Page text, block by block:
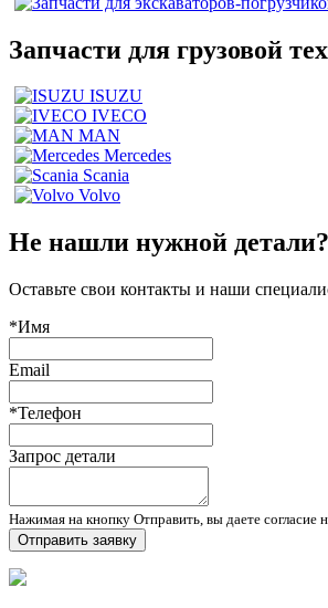
Запчасти для грузовой
ISUZU
IVECO
MAN
Mercedes
Scania
Volvo
Не нашли нужной детали?
Оставьте свои контакты и наши
*Имя
Email
*Телефон
Запрос детали
Нажимая на кнопку Отправить, вы даете согласие
Отправить заявку